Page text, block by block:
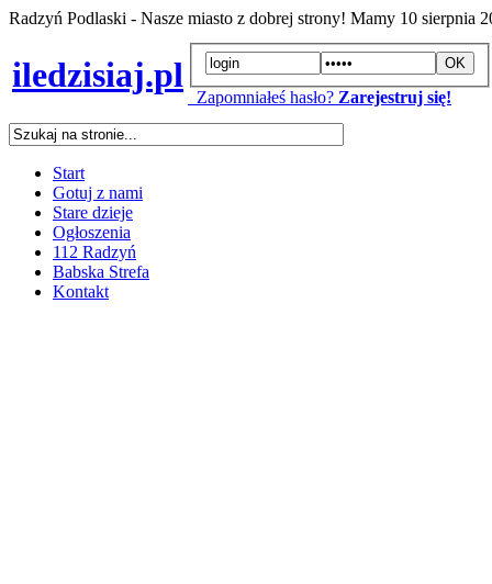
Radzyń Podlaski - Nasze miasto z dobrej strony! Mamy 10 sierpnia
iledzisiaj.pl
Zapomniałeś hasło? Zarejestruj się!
Start
Gotuj z nami
Stare dzieje
Ogłoszenia
112 Radzyń
Babska Strefa
Kontakt